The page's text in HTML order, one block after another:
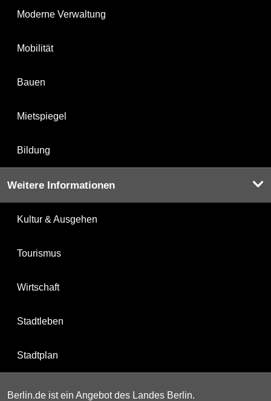
Moderne Verwaltung
Mobilität
Bauen
Mietspiegel
Bildung
Weitere Informationen
Kultur & Ausgehen
Tourismus
Wirtschaft
Stadtleben
Stadtplan
Berlin.de ist ein Angebot des Landes Berlin.